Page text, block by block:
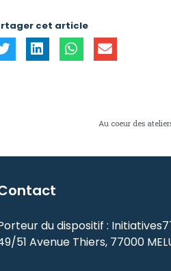
cet article
Au coeur des
du dispositif :
51 Avenue Thiers, 77000